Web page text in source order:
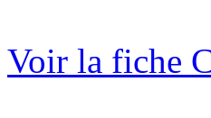
Voir la fiche